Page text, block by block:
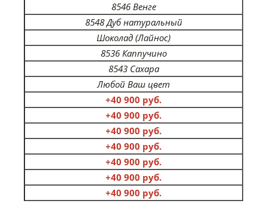
8546 Венге
8548 Дуб натуральный
Шоколад (Лайнос)
8536 Каппучино
8543 Сахара
Любой Ваш цвет
+40 900 руб.
+40 900 руб.
+40 900 руб.
+40 900 руб.
+40 900 руб.
+40 900 руб.
+40 900 руб.